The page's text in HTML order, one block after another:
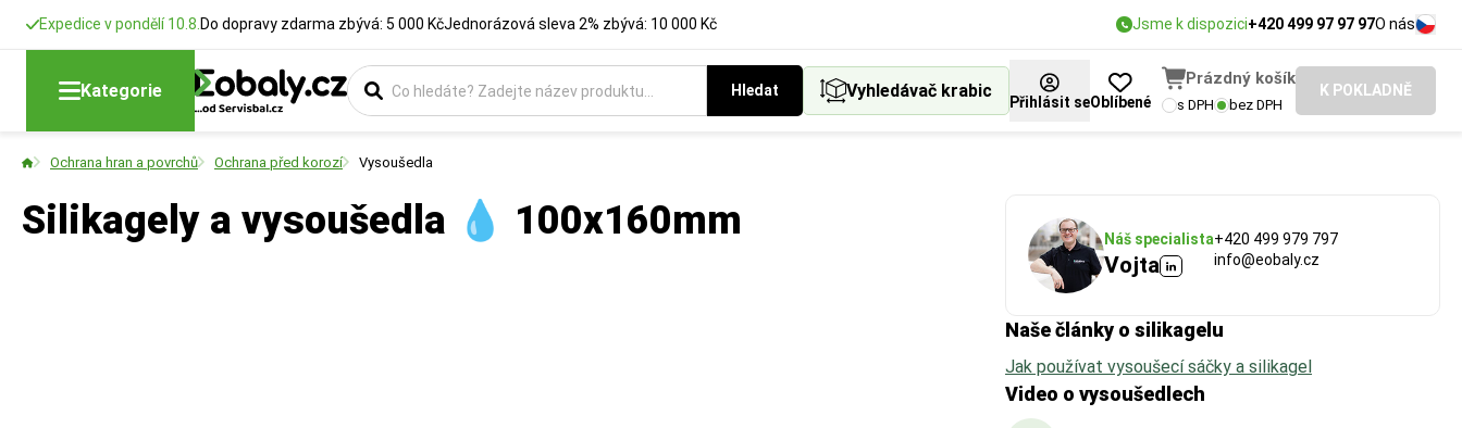
Expedice v pondělí 10.8. Do dopravy zdarma zbývá: 5 000 KčJednorázová sleva 2% zbývá: 10 000 Kč Jsme k dispozici+420 499 97 97 97O nás
Kategorie Hledat Vyhledávač krabic
Přihlásit seOblíbené
Prázdný košík
s DPH bez DPH
K POKLADNĚ
Ochrana hran a povrchů Ochrana před korozí Vysoušedla
Silikagely a vysoušedla 💧 100x160mm Náš specialista
Vojta
+420 499 979 797
info@eobaly.cz
Naše články o silikagelu
Jak používat vysoušecí sáčky a silikagel
Video o vysoušedlech